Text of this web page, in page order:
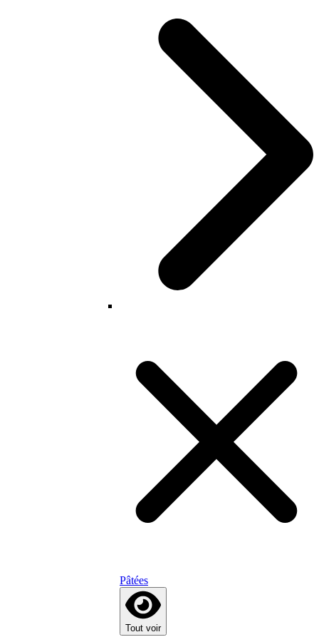
Pâtées
Tout voir